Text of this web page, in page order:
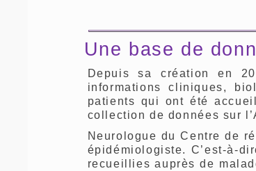
Une base de
Depuis sa création en
informations cliniques,
patients qui ont été
collection de données sur
Neurologue du Centre de
épidémiologiste. C’est-à-
recueillies auprès de